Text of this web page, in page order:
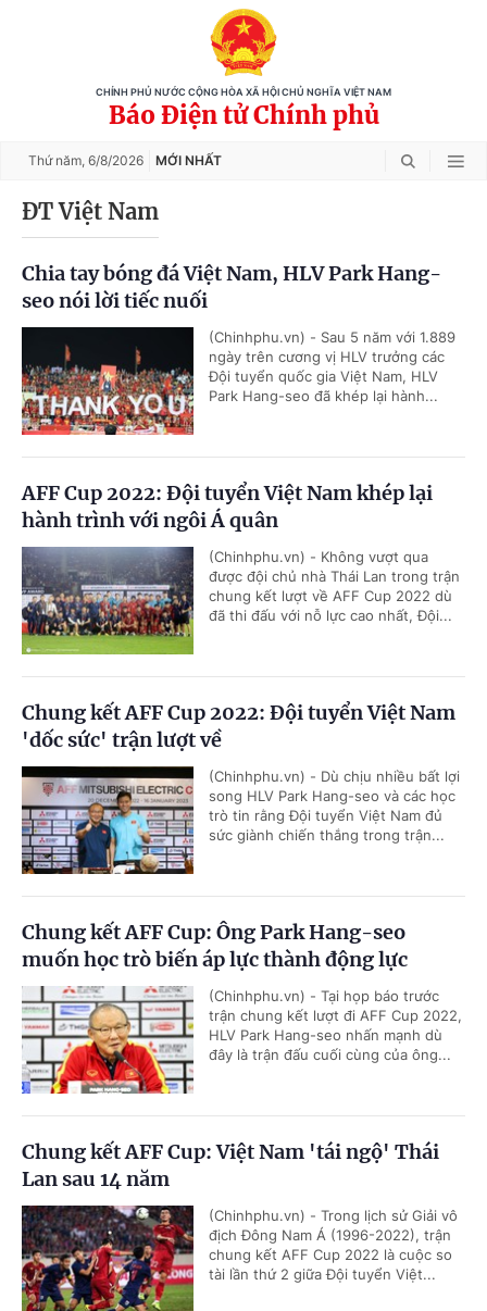
CHÍNH PHỦ NƯỚC CỘNG HÒA XÃ HỘI CHỦ NGHĨA VIỆT NAM
Báo Điện tử Chính phủ
Thứ năm, 6/8/2026 MỚI NHẤT
ĐT Việt Nam
Chia tay bóng đá Việt Nam, HLV Park Hang-
seo nói lời tiếc nuối
(Chinhphu.vn) - Sau 5 năm với 1.889
ngày trên cương vị HLV trưởng các
Đội tuyển quốc gia Việt Nam, HLV
Park Hang-seo đã khép lại hành...
AFF Cup 2022: Đội tuyển Việt Nam khép lại
hành trình với ngôi Á quân
(Chinhphu.vn) - Không vượt qua
được đội chủ nhà Thái Lan trong trận
chung kết lượt về AFF Cup 2022 dù
đã thi đấu với nỗ lực cao nhất, Đội...
Chung kết AFF Cup 2022: Đội tuyển Việt Nam
'dốc sức' trận lượt về
(Chinhphu.vn) - Dù chịu nhiều bất lợi
song HLV Park Hang-seo và các học
trò tin rằng Đội tuyển Việt Nam đủ
sức giành chiến thắng trong trận...
Chung kết AFF Cup: Ông Park Hang-seo
muốn học trò biến áp lực thành động lực
(Chinhphu.vn) - Tại họp báo trước
trận chung kết lượt đi AFF Cup 2022,
HLV Park Hang-seo nhấn mạnh dù
đây là trận đấu cuối cùng của ông...
Chung kết AFF Cup: Việt Nam 'tái ngộ' Thái
Lan sau 14 năm
(Chinhphu.vn) - Trong lịch sử Giải vô
địch Đông Nam Á (1996-2022), trận
chung kết AFF Cup 2022 là cuộc so
tài lần thứ 2 giữa Đội tuyển Việt...